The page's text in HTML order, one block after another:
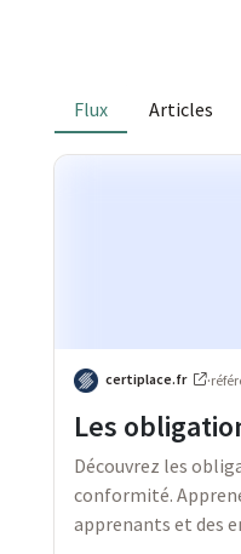
Flux Articles
certiplace.fr ·
Les
Découvrez les
conformité.
apprenants et des